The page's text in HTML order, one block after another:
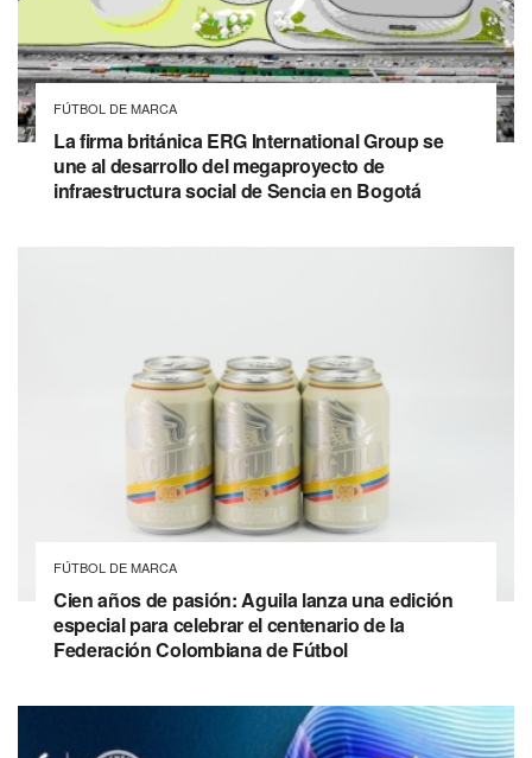
FÚTBOL DE MARCA
La firma británica ERG International Group se
une al desarrollo del megaproyecto de
infraestructura social de Sencia en Bogotá
FÚTBOL DE MARCA
Cien años de pasión: Aguila lanza una edición
especial para celebrar el centenario de la
Federación Colombiana de Fútbol